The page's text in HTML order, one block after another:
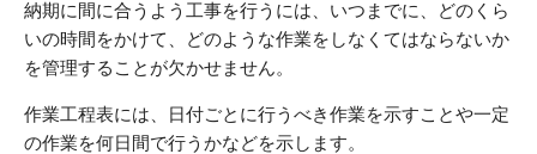
納期に間に合うよう工事を行うには、いつまでに、どのくら
いの時間をかけて、どのような作業をしなくてはならないか
を管理することが欠かせません。
作業工程表には、日付ごとに行うべき作業を示すことや一定
の作業を何日間で行うかなどを示します。